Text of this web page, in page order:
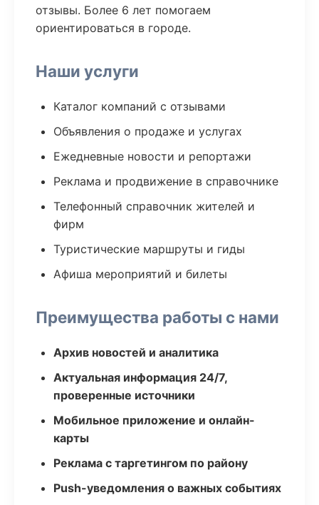
отзывы. Более 6 лет помогаем
ориентироваться в городе.
Наши услуги
Каталог компаний с отзывами
Объявления о продаже и услугах
Ежедневные новости и репортажи
Реклама и продвижение в справочнике
Телефонный справочник жителей и
фирм
Туристические маршруты и гиды
Афиша мероприятий и билеты
Преимущества работы с нами
Архив новостей и аналитика
Актуальная информация 24/7,
проверенные источники
Мобильное приложение и онлайн-
карты
Реклама с таргетингом по району
Push-уведомления о важных событиях